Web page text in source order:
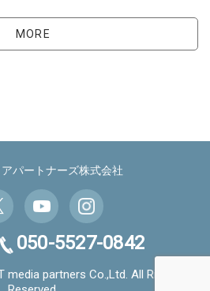
MORE
パートナーズ株式会社
050-5527-0842
partners Co.,Ltd. All Rights